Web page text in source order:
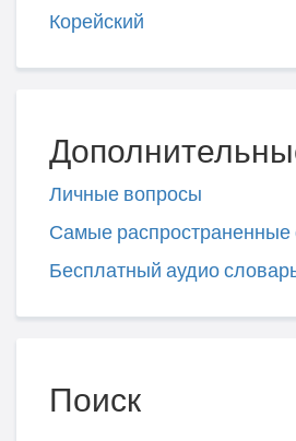
Корейский
Личные вопросы
Самые
Бесплатный аудио
Поиск